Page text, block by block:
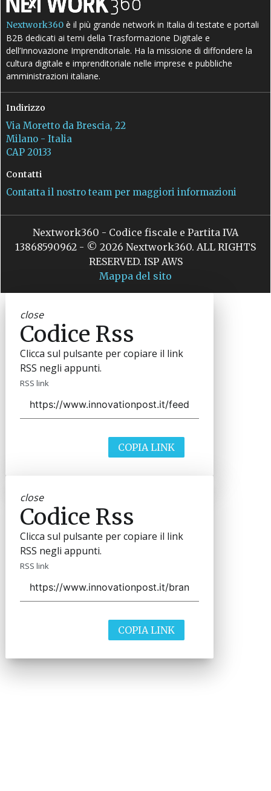
Nextwork360 è il più grande network in Italia di testate e portali
B2B dedicati ai temi della Trasformazione Digitale e
dell’Innovazione Imprenditoriale. Ha la missione di diffondere la
cultura digitale e imprenditoriale nelle imprese e pubbliche
amministrazioni italiane.
Indirizzo
Via Moretto da Brescia, 22
Milano - Italia
CAP 20133
Contatti
Contatta il nostro team per maggiori informazioni
Nextwork360 - Codice fiscale e Partita IVA
13868590962 - © 2026 Nextwork360. ALL RIGHTS
RESERVED. ISP AWS
Mappa del sito
close
Codice Rss
Clicca sul pulsante per copiare il link
RSS negli appunti.
RSS link
COPIA LINK
close
Codice Rss
Clicca sul pulsante per copiare il link
RSS negli appunti.
RSS link
COPIA LINK